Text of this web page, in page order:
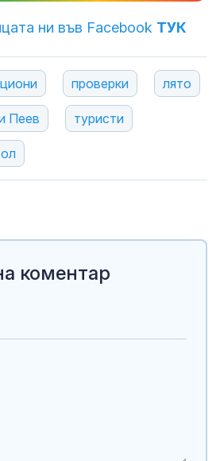
ни във Facebook ТУК
проверки лято
Пеев туристи
коментар